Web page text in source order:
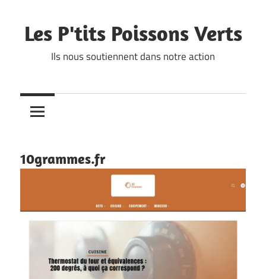
to
content
Les P'tits Poissons Verts
Ils nous soutiennent dans notre action
10grammes.fr